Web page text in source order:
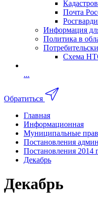
Почта
Информация
Политика в
Схема
...
Обратиться
Главная
Информационная
Муниципальные
Постановления
Постановления 2014
Декабрь
Декабрь